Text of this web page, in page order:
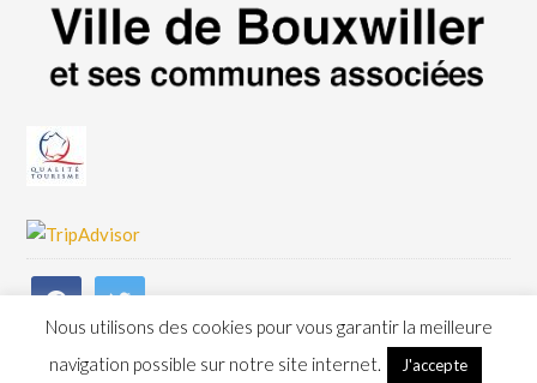
Nous utilisons des cookies pour vous garantir la meilleure
navigation possible sur notre site internet.
J'accepte